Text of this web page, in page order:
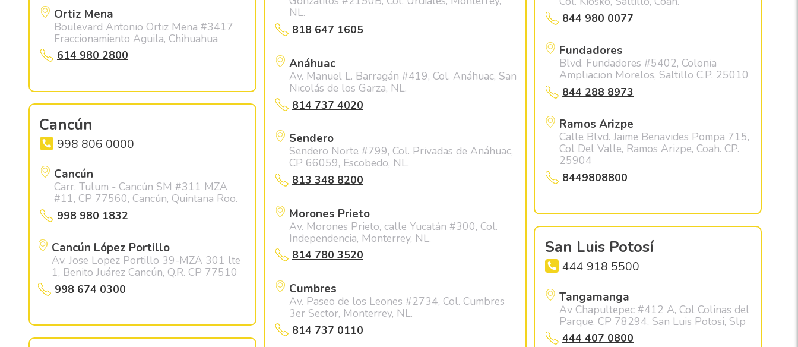
Ortiz Mena
Boulevard Antonio Ortiz Mena #3417
Fraccionamiento Aguila, Chihuahua
614 980 2800
Cancún
998 806 0000
Cancún
Carr. Tulum - Cancún SM #311 MZA
#11, CP 77560, Cancún, Quintana Roo.
998 980 1832
Cancún López Portillo
Av. Jose Lopez Portillo 39-MZA 301 lte
1, Benito Juárez Cancún, Q.R. CP 77510
998 674 0300
NL.
818 647 1605
Anáhuac
Av. Manuel L. Barragán #419, Col. Anáhuac, San
Nicolás de los Garza, NL.
814 737 4020
Sendero
Sendero Norte #799, Col. Privadas de Anáhuac,
CP 66059, Escobedo, NL.
813 348 8200
Morones Prieto
Av. Morones Prieto, calle Yucatán #300, Col.
Independencia, Monterrey, NL.
814 780 3520
Cumbres
Av. Paseo de los Leones #2734, Col. Cumbres
3er Sector, Monterrey, NL.
814 737 0110
844 980 0077
Fundadores
Blvd. Fundadores #5402, Colonia
Ampliacion Morelos, Saltillo C.P. 25010
844 288 8973
Ramos Arizpe
Calle Blvd. Jaime Benavides Pompa 715,
Col Del Valle, Ramos Arizpe, Coah. CP.
25904
8449808800
San Luis Potosí
444 918 5500
Tangamanga
Av Chapultepec #412 A, Col Colinas del
Parque. CP 78294, San Luis Potosi, Slp
444 407 0800